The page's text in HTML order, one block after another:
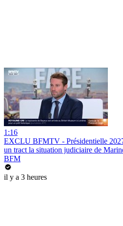
1:16
EXCLU BFMTV - Présidentielle
un tract la situation judiciaire de
BFM
il y a 3 heures